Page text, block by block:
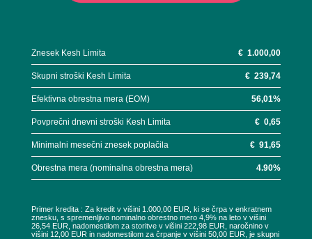
Znesek Kesh Limita €1.000,00
Skupni stroški Kesh Limita €239,74
Efektivna obrestna mera (EOM) 56,01%
Povprečni dnevni stroški Kesh Limita €0,65
Minimalni mesečni znesek poplačila €91,65
Obrestna mera (nominalna obrestna mera) 4.90%
Primer kredita : Za kredit v višini 1.000,00 EUR, ki se črpa v enkratnem
znesku, s spremenljivo nominalno obrestno mero 4,9% na leto v višini
26,54 EUR, nadomestilom za storitve v višini 222,98 EUR, naročnino v
višini 12,00 EUR in nadomestilom za črpanje v višini 50,00 EUR, je skupni